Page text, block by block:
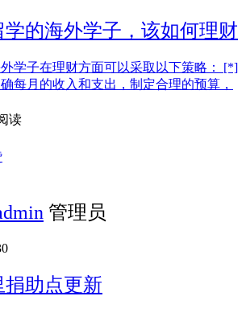
学的海外学子，该如何理财
学子在理财方面可以采取以下策略： [*]
每月的收入和支出，制定合理的预算，
读
管理员
捐助点更新